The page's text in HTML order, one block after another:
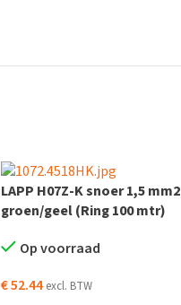
LAPP H07Z-K snoer 1,5 mm2
groen/geel (Ring 100 mtr)
Op voorraad
€52.44 excl. BTW